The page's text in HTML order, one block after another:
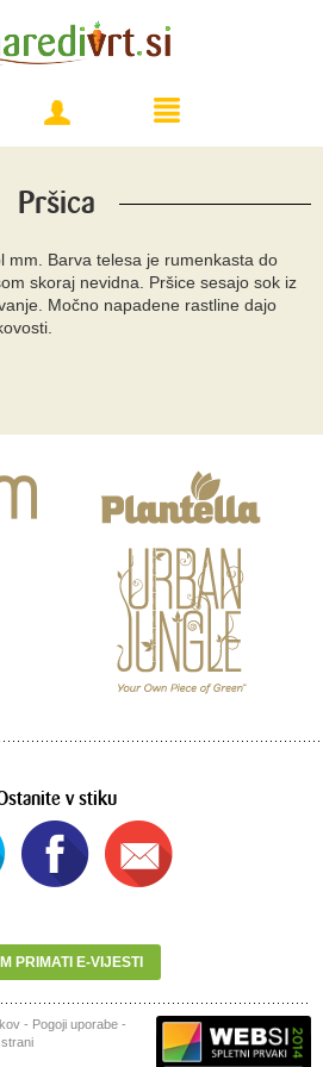
Pršica
mm. Barva telesa je rumenkasta do
skoraj nevidna. Pršice sesajo sok iz
Močno napadene rastline dajo
v stiku
PRIMATI E-VIJESTI
- Pogoji uporabe -